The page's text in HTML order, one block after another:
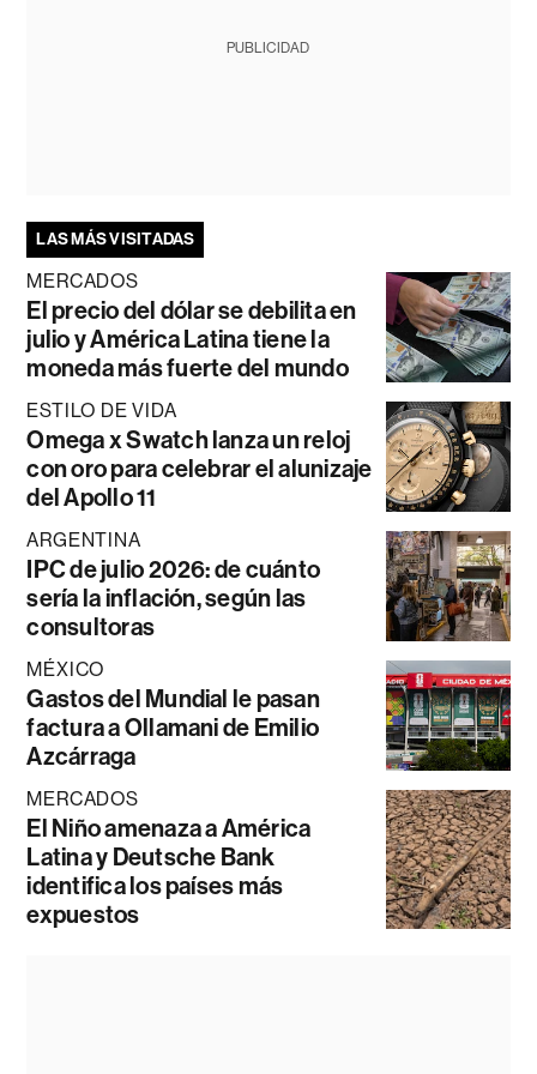
PUBLICIDAD
LAS MÁS VISITADAS
MERCADOS
El precio del dólar se debilita en
julio y América Latina tiene la
moneda más fuerte del mundo
ESTILO DE VIDA
Omega x Swatch lanza un reloj
con oro para celebrar el alunizaje
del Apollo 11
ARGENTINA
IPC de julio 2026: de cuánto
sería la inflación, según las
consultoras
MÉXICO
Gastos del Mundial le pasan
factura a Ollamani de Emilio
Azcárraga
MERCADOS
El Niño amenaza a América
Latina y Deutsche Bank
identifica los países más
expuestos